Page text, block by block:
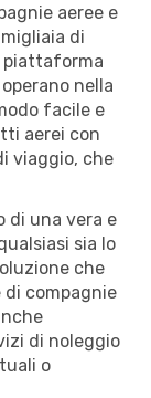
aeree e
di
piattaforma
nella
facile e
aerei con
viaggio, che
di una vera e
sia lo
che
di compagnie
di noleggio
o